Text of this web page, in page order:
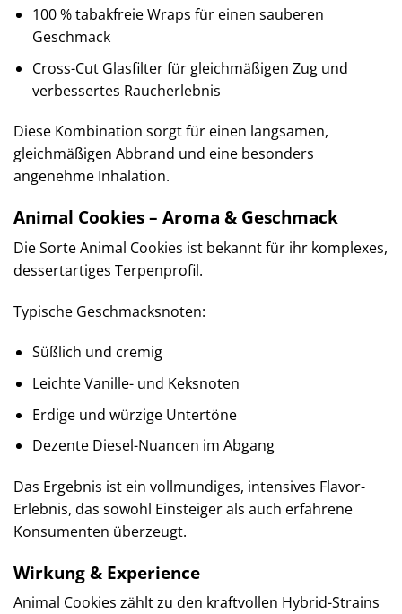
100 % tabakfreie Wraps für einen sauberen
Geschmack
Cross-Cut Glasfilter für gleichmäßigen Zug und
verbessertes Raucherlebnis
Diese Kombination sorgt für einen langsamen,
gleichmäßigen Abbrand und eine besonders
angenehme Inhalation.
Animal Cookies – Aroma & Geschmack
Die Sorte Animal Cookies ist bekannt für ihr komplexes,
dessertartiges Terpenprofil.
Typische Geschmacksnoten:
Süßlich und cremig
Leichte Vanille- und Keksnoten
Erdige und würzige Untertöne
Dezente Diesel-Nuancen im Abgang
Das Ergebnis ist ein vollmundiges, intensives Flavor-
Erlebnis, das sowohl Einsteiger als auch erfahrene
Konsumenten überzeugt.
Wirkung & Experience
Animal Cookies zählt zu den kraftvollen Hybrid-Strains